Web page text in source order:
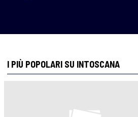
I PIÙ POPOLARI SU INTOSCANA